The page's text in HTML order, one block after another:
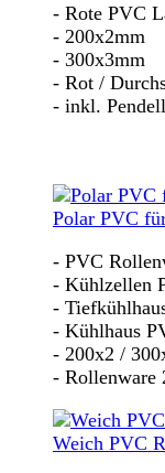
- Rote PVC
- 200x2mm
- 300x3mm
- Rot /
- inkl.
Polar PVC
- PVC
- Kühlzellen
-
- Kühlhaus
- 200x2 /
- Rollenware
Weich PVC